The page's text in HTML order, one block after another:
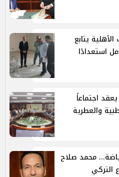
يتابع
استعدادًا
اجتماعاً
والعطرية
محمد صلاح
التركي